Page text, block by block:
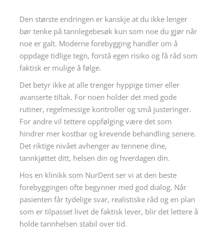
Den største endringen er kanskje at du ikke lenger
bør tenke på tannlegebesøk kun som noe du gjør når
noe er galt. Moderne forebygging handler om å
oppdage tidlige tegn, forstå egen risiko og få råd som
faktisk er mulige å følge.
Det betyr ikke at alle trenger hyppige timer eller
avanserte tiltak. For noen holder det med gode
rutiner, regelmessige kontroller og små justeringer.
For andre vil tettere oppfølging være det som
hindrer mer kostbar og krevende behandling senere.
Det riktige nivået avhenger av tennene dine,
tannkjøttet ditt, helsen din og hverdagen din.
Hos en klinikk som NurDent ser vi at den beste
forebyggingen ofte begynner med god dialog. Når
pasienten får tydelige svar, realistiske råd og en plan
som er tilpasset livet de faktisk lever, blir det lettere å
holde tannhelsen stabil over tid.